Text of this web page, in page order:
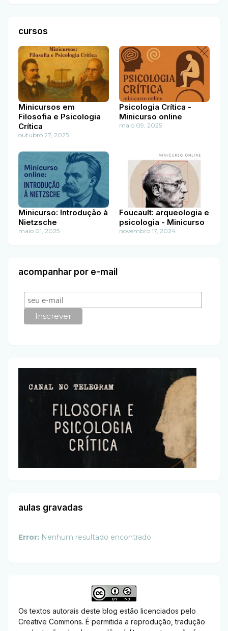
cursos
Minicursos em
Filosofia e Psicologia
Crítica
outubro 27, 2025
Psicologia Crítica -
Minicurso online
maio 09, 2025
Minicurso: Introdução à
Nietzsche
maio 01, 2025
Foucault: arqueologia e
psicologia - Minicurso
novembro 17, 2024
acompanhar por e-mail
aulas gravadas
Error: Nenhum resultado encontrado
Os textos autorais deste blog estão licenciados pelo
Creative Commons. É permitida a reprodução, tradução